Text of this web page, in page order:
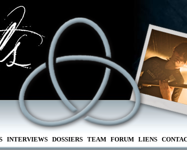
INTERVIEWS DOSSIERS TEAM FORUM LIENS